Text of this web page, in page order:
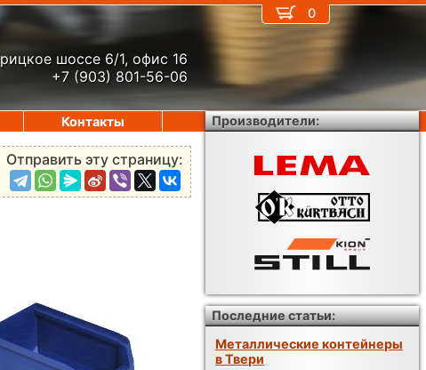
шоссе 6/1, офис 16
+7 (903) 801-56-06
Отправить эту страницу:
0
Контакты Производители:
Последние статьи:
Металлические контейнеры
в Твери